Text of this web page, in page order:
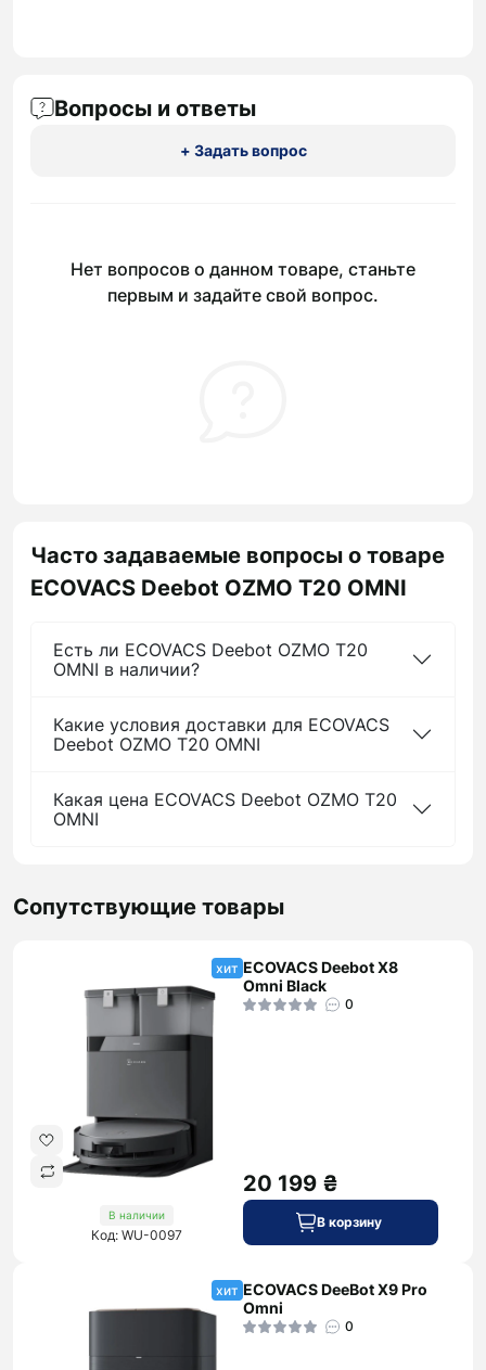
Вопросы и ответы
+ Задать вопрос
Нет вопросов о данном товаре, станьте
первым и задайте свой вопрос.
Часто задаваемые вопросы о товаре
ECOVACS Deebot OZMO T20 OMNI
Есть ли ECOVACS Deebot OZMO T20
OMNI в наличии?
Какие условия доставки для ECOVACS
Deebot OZMO T20 OMNI
Какая цена ECOVACS Deebot OZMO T20
OMNI
Сопутствующие товары
хит
В наличии
Код: WU-0097
ECOVACS Deebot X8
Omni Black
0
20 199 ₴
В корзину
хит ECOVACS DeeBot X9 Pro
Omni
0